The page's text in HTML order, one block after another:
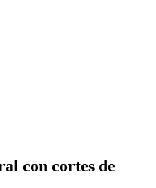
con cortes de